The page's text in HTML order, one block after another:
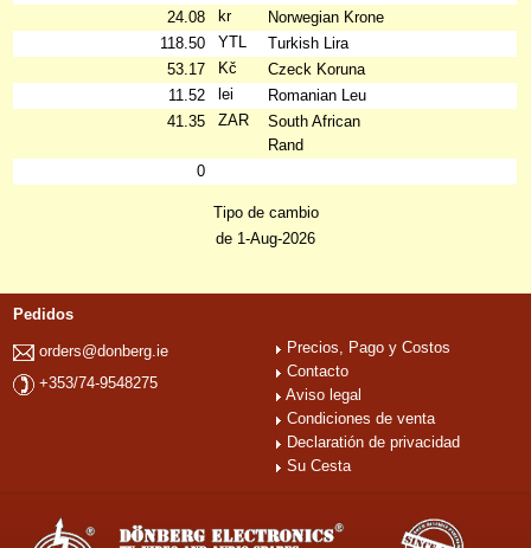
24.08
kr
Norwegian Krone
118.50
YTL
Turkish Lira
53.17
Kč
Czeck Koruna
11.52
lei
Romanian Leu
41.35
ZAR
South African
Rand
0
Tipo de cambio
de 1-Aug-2026
Pedidos
orders@donberg.ie
+353/74-9548275
Precios, Pago y Costos
Contacto
Aviso legal
Condiciones de venta
Declaratión de privacidad
Su Cesta